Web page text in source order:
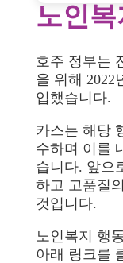
노인
호주 정부는
을 위해 2022
입했습니다.
카스는 해당
수하며 이를
습니다. 앞으
하고 고품질
것입니다.
노인복지 행
아래 링크를